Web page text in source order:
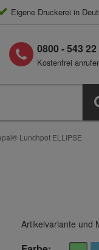
Eigene Druckerei in
0800 - 543
Kostenfrei
Lunchpot ELLIPSE
Artikelvariante und